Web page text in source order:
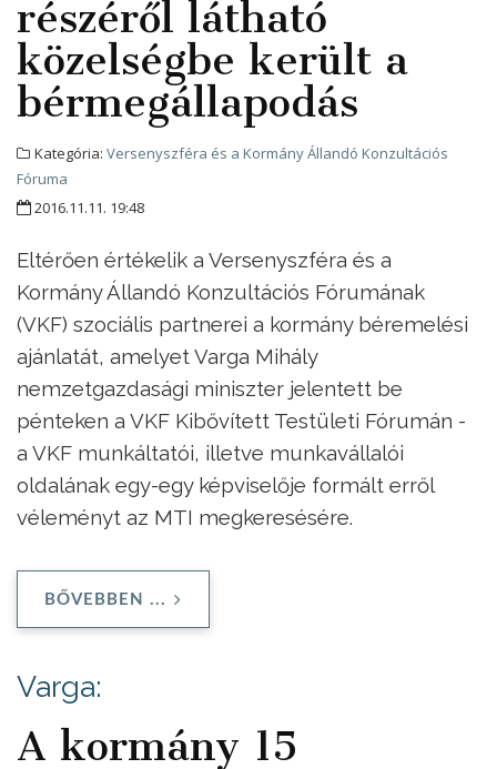
részéről látható
közelségbe került a
bérmegállapodás
Kategória: Versenyszféra és a Kormány Állandó Konzultációs
Fóruma
2016.11.11. 19:48
Eltérően értékelik a Versenyszféra és a
Kormány Állandó Konzultációs Fórumának
(VKF) szociális partnerei a kormány béremelési
ajánlatát, amelyet Varga Mihály
nemzetgazdasági miniszter jelentett be
pénteken a VKF Kibővített Testületi Fórumán -
a VKF munkáltatói, illetve munkavállalói
oldalának egy-egy képviselője formált erről
véleményt az MTI megkeresésére.
BŐVEBBEN ...
Varga:
A kormány 15